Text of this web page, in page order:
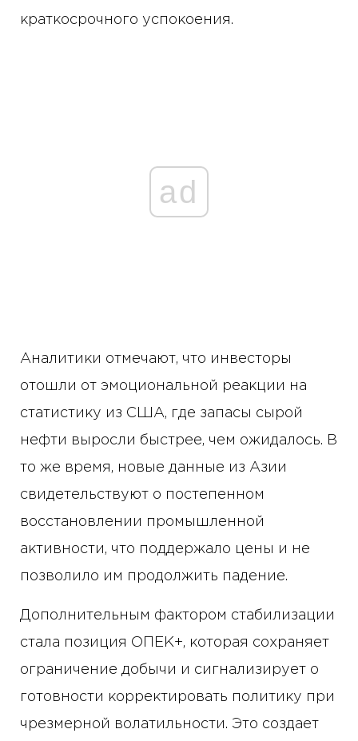
краткосрочного успокоения.
ad
Аналитики отмечают, что инвесторы
отошли от эмоциональной реакции на
статистику из США, где запасы сырой
нефти выросли быстрее, чем ожидалось. В
то же время, новые данные из Азии
свидетельствуют о постепенном
восстановлении промышленной
активности, что поддержало цены и не
позволило им продолжить падение.
Дополнительным фактором стабилизации
стала позиция ОПЕК+, которая сохраняет
ограничение добычи и сигнализирует о
готовности корректировать политику при
чрезмерной волатильности. Это создает